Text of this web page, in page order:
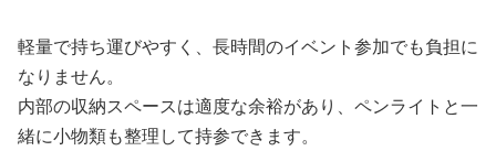
軽量で持ち運びやすく、長時間のイベント参加でも負担に
なりません。
内部の収納スペースは適度な余裕があり、ペンライトと一
緒に小物類も整理して持参できます。